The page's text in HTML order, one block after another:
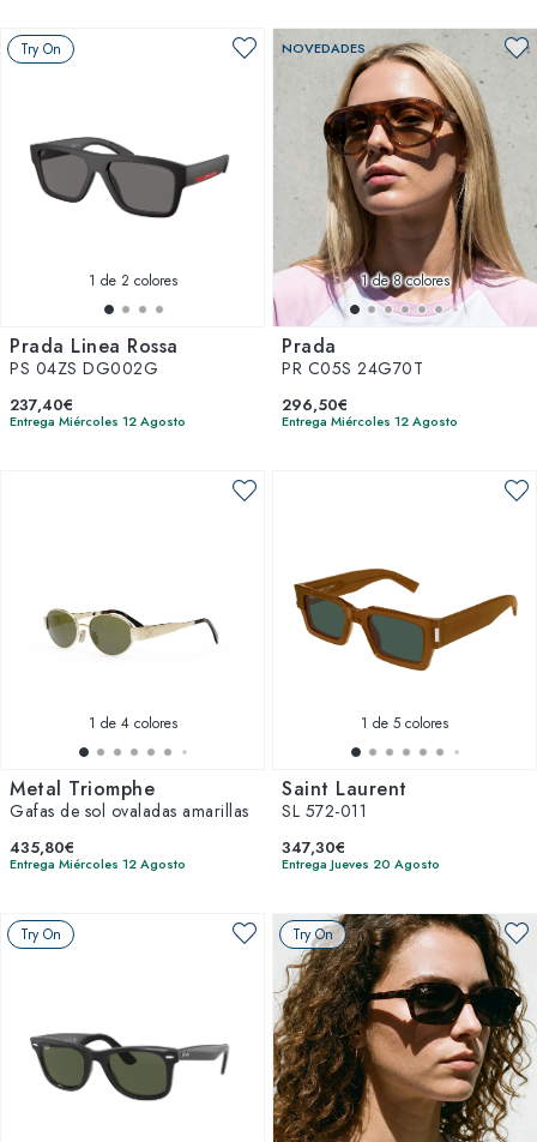
Try On
1 de 2 colores
Prada Linea Rossa
PS 04ZS DG002G
237,40€
Entrega Miércoles 12 Agosto
NOVEDADES
1de 8 colores
Prada
PR C05S 24G70T
296,50€
Entrega Miércoles 12 Agosto
1 de 4 colores
Metal Triomphe
Gafas de sol ovaladas amarillas
435,80€
Entrega Miércoles 12 Agosto
1 de 5 colores
Saint Laurent
SL 572-011
347,30€
Entrega Jueves 20 Agosto
Try On Try On